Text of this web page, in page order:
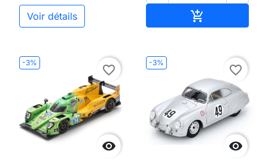
Voir détails 
-3%

favorite_border
-3%

favorite_border